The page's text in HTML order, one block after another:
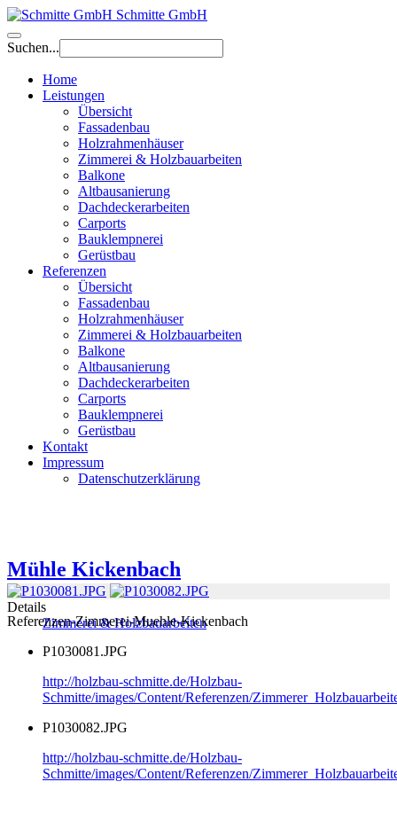
Schmitte GmbH
Suchen...
Home
Leistungen
Übersicht
Fassadenbau
Holzrahmenhäuser
Zimmerei & Holzbauarbeiten
Balkone
Altbausanierung
Dachdeckerarbeiten
Carports
Bauklempnerei
Gerüstbau
Referenzen
Übersicht
Fassadenbau
Holzrahmenhäuser
Zimmerei & Holzbauarbeiten
Balkone
Altbausanierung
Dachdeckerarbeiten
Carports
Bauklempnerei
Gerüstbau
Kontakt
Impressum
Datenschutzerklärung
Mühle Kickenbach
Details
Zimmerei & Holzbauarbeiten
Referenzen-Zimmerei-Muehle-Kickenbach
P1030081.JPG
http://holzbau-schmitte.de/Holzbau-
Schmitte/images/Content/Referenzen/
P1030082.JPG
http://holzbau-schmitte.de/Holzbau-
Schmitte/images/Content/Referenzen/